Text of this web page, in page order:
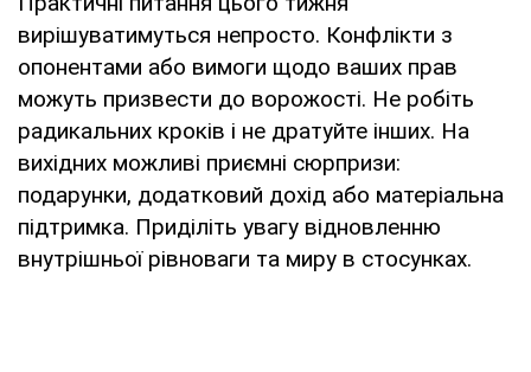
вирішуватимуться непросто. Конфлікти з
опонентами або вимоги щодо ваших прав
можуть призвести до ворожості. Не робіть
радикальних кроків і не дратуйте інших. На
вихідних можливі приємні сюрпризи:
подарунки, додатковий дохід або матеріальна
підтримка. Приділіть увагу відновленню
внутрішньої рівноваги та миру в стосунках.